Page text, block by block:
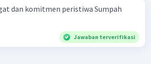
dan komitmen peristiwa Sumpah
Jawaban terverifikasi